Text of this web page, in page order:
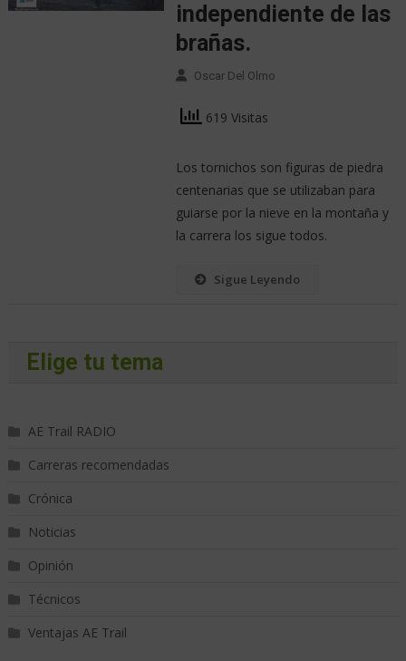
independiente de las
brañas.
Oscar Del Olmo
619 Visitas
Los tornichos son figuras de piedra
centenarias que se utilizaban para
guiarse por la nieve en la montaña y
la carrera los sigue todos.
Sigue Leyendo
Elige tu tema
AE Trail RADIO
Carreras recomendadas
Crónica
Noticias
Opinión
Técnicos
Ventajas AE Trail